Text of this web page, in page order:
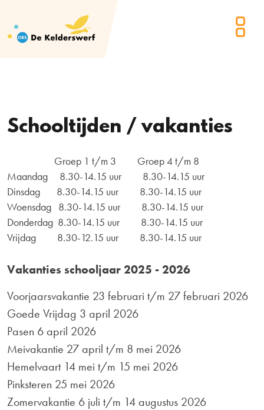
Schooltijden / vakanties
Groep 1 t/m 3 Groep 4 t/m 8
Maandag 8.30-14.15 uur 8.30-14.15 uur
Dinsdag 8.30-14.15 uur 8.30-14.15 uur
Woensdag 8.30-14.15 uur 8.30-14.15 uur
Donderdag 8.30-14.15 uur 8.30-14.15 uur
Vrijdag 8.30-12.15 uur 8.30-14.15 uur
Vakanties schooljaar 2025 - 2026
Voorjaarsvakantie 23 februari t/m 27 februari 2026
Goede Vrijdag 3 april 2026
Pasen 6 april 2026
Meivakantie 27 april t/m 8 mei 2026
Hemelvaart 14 mei t/m 15 mei 2026
Pinksteren 25 mei 2026
Zomervakantie 6 juli t/m 14 augustus 2026